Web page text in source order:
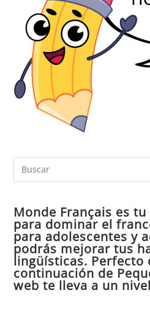
Monde Français es
para dominar el
para adolescentes y
podrás mejorar tus
lingüísticas. Perfecto
continuación de
web te lleva a un